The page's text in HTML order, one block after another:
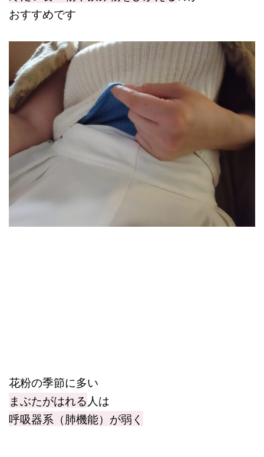
おすすめです
花粉の季節に多い
まぶたがはれる 人は
呼吸器系（肺機能）が弱く